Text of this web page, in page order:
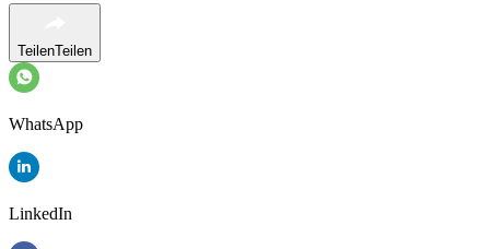
TeilenTeilen
WhatsApp
LinkedIn